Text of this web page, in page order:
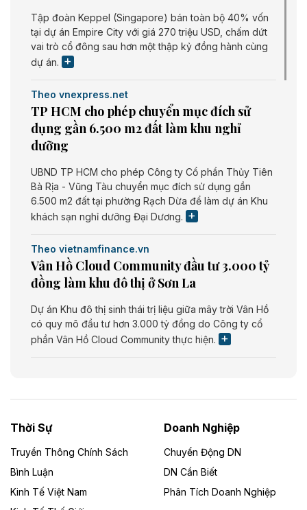
Tập đoàn Keppel (Singapore) bán toàn bộ 40% vốn
tại dự án Empire City với giá 270 triệu USD, chấm dứt
vai trò cổ đông sau hơn một thập kỷ đồng hành cùng
dự án.
Theo vnexpress.net
TP HCM cho phép chuyển mục đích sử
dụng gần 6.500 m2 đất làm khu nghỉ
dưỡng
UBND TP HCM cho phép Công ty Cổ phần Thủy Tiên
Bà Rịa - Vũng Tàu chuyển mục đích sử dụng gần
6.500 m2 đất tại phường Rạch Dừa để làm dự án Khu
khách sạn nghỉ dưỡng Đại Dương.
Theo vietnamfinance.vn
Vân Hồ Cloud Community đầu tư 3.000 tỷ
đồng làm khu đô thị ở Sơn La
Dự án Khu đô thị sinh thái trị liệu giữa mây trời Vân Hồ
có quy mô đầu tư hơn 3.000 tỷ đồng do Công ty cổ
phần Vân Hồ Cloud Community thực hiện.
Dự án Nhà máy xử lý rác và phát điện Bắc Giang do
Công ty TNHH Năng lượng môi trường Bắc Giang làm
Theo vietnamfinance.vn
Thời Sự
Truyền Thông Chính Sách
Bình Luận
Kinh Tế Việt Nam
Doanh Nghiệp
Chuyển Động DN
DN Cần Biết
Phân Tích Doanh Nghiệp